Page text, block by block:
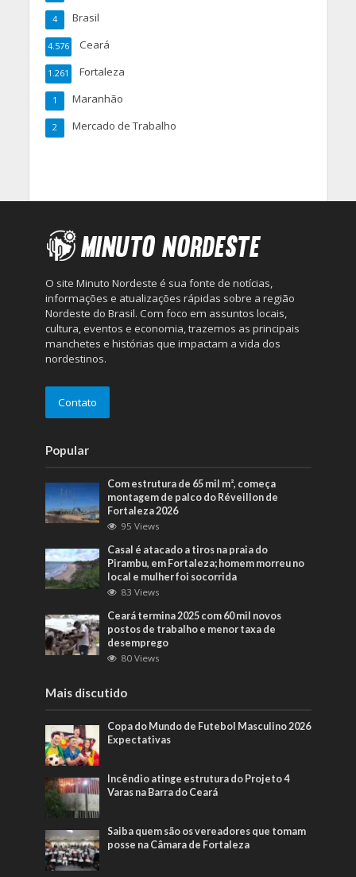
Brasil
4
Ceará
4.576
Fortaleza
1.261
Maranhão
1
Mercado de Trabalho
2
O site Minuto Nordeste é sua fonte de notícias,
informações e atualizações rápidas sobre a região
Nordeste do Brasil. Com foco em assuntos locais,
cultura, eventos e economia, trazemos as principais
manchetes e histórias que impactam a vida dos
nordestinos.
Contato
Popular
Com estrutura de 65 mil m², começa
montagem de palco do Réveillon de
Fortaleza 2026
95 Views
Casal é atacado a tiros na praia do
Pirambu, em Fortaleza; homem morreu no
local e mulher foi socorrida
83 Views
Ceará termina 2025 com 60 mil novos
postos de trabalho e menor taxa de
desemprego
80 Views
Mais discutido
Copa do Mundo de Futebol Masculino 2026
Expectativas
Incêndio atinge estrutura do Projeto 4
Varas na Barra do Ceará
Saiba quem são os vereadores que tomam
posse na Câmara de Fortaleza